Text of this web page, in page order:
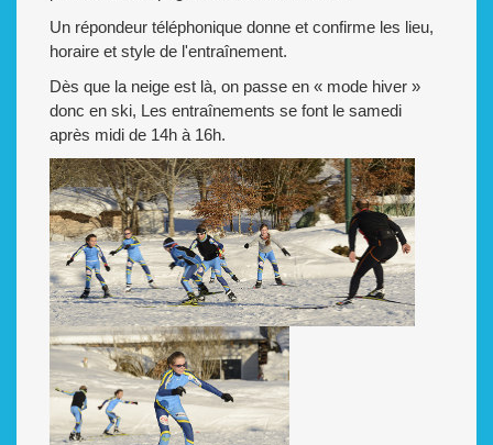
Un répondeur téléphonique donne et confirme les lieu,
horaire et style de l'entraînement.
Dès que la neige est là, on passe en « mode hiver »
donc en ski, Les entraînements se font le samedi
après midi de 14h à 16h.